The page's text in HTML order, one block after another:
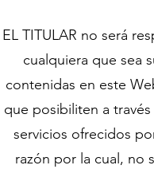
EL TITULAR no será
cualquiera que sea
contenidas en este
que posibiliten a
servicios ofrecidos
razón por la cual, no